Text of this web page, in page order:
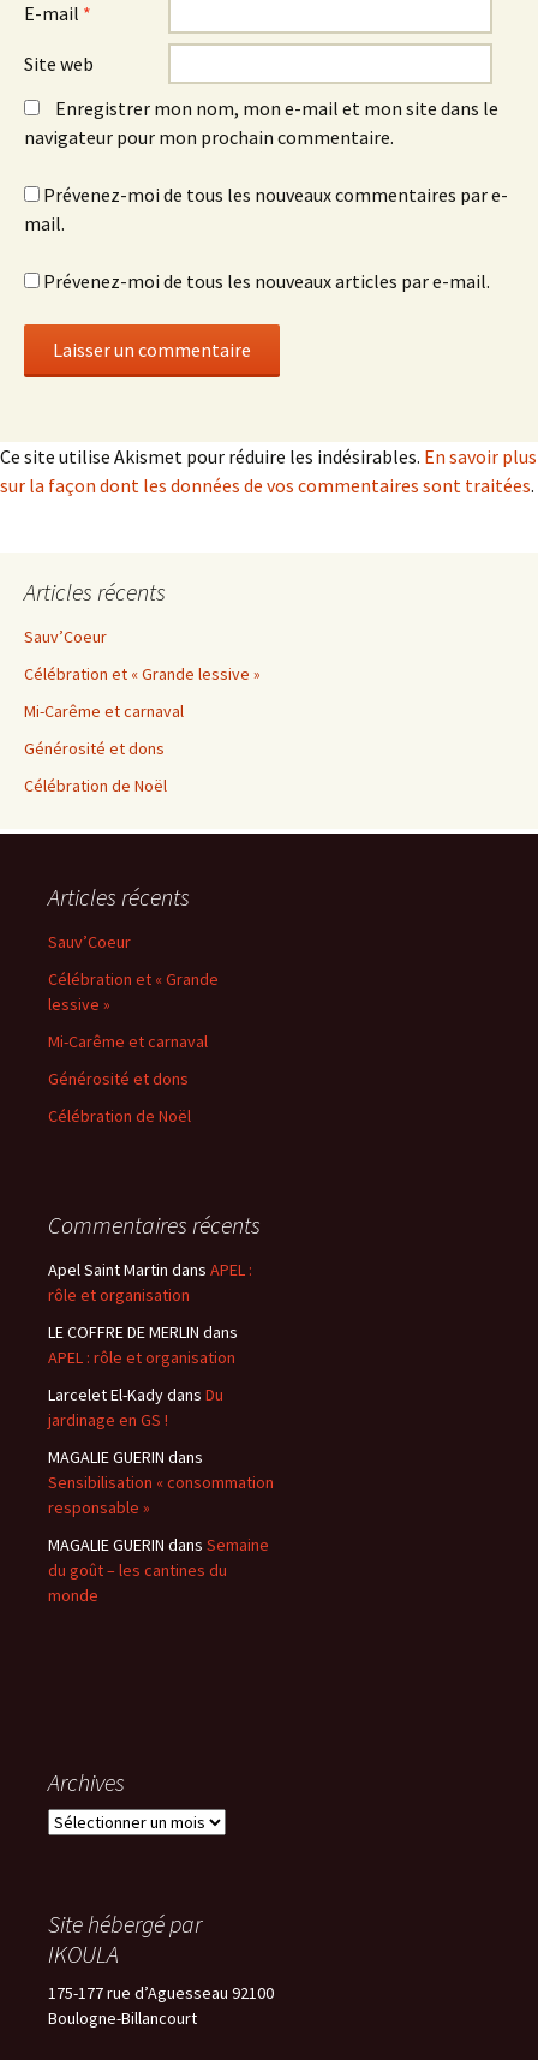
E-mail *
Site web
Enregistrer mon nom, mon e-mail et mon site dans le
navigateur pour mon prochain commentaire.
Prévenez-moi de tous les nouveaux commentaires par e-
mail.
Prévenez-moi de tous les nouveaux articles par e-mail.
Ce site utilise Akismet pour réduire les indésirables. En savoir plus
sur la façon dont les données de vos commentaires sont traitées.
Articles récents
Sauv’Coeur
Célébration et « Grande lessive »
Mi-Carême et carnaval
Générosité et dons
Célébration de Noël
Articles récents
Sauv’Coeur
Célébration et « Grande
lessive »
Mi-Carême et carnaval
Générosité et dons
Célébration de Noël
Commentaires récents
Apel Saint Martin dans APEL :
rôle et organisation
LE COFFRE DE MERLIN dans
APEL : rôle et organisation
Larcelet El-Kadydans Du
jardinage en GS !
MAGALIE GUERIN dans
Sensibilisation « consommation
responsable »
MAGALIE GUERIN dans Semaine
du goût – les cantines du
monde
Archives
Archives
Site hébergé par
IKOULA
175-177 rue d’Aguesseau 92100
Boulogne-Billancourt